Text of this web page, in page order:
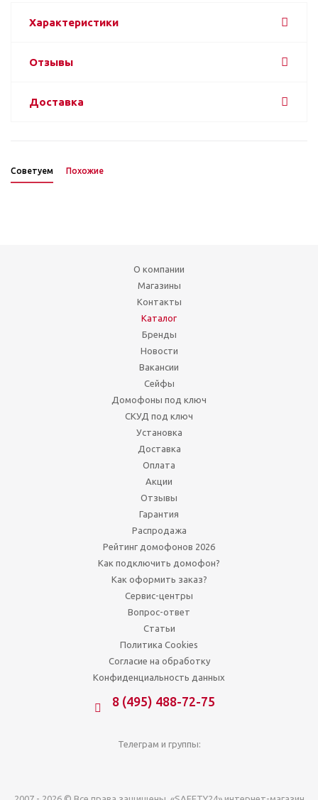
Характеристики
Отзывы
Доставка
Советуем Похожие
О компании
Магазины
Контакты
Каталог
Бренды
Новости
Вакансии
Сейфы
Домофоны под ключ
СКУД под ключ
Установка
Доставка
Оплата
Акции
Отзывы
Гарантия
Распродажа
Рейтинг домофонов 2026
Как подключить домофон?
Как оформить заказ?
Сервис-центры
Вопрос-ответ
Статьи
Политика Cookies
Согласие на обработку
Конфиденциальность данных
8 (495) 488-72-75
Телеграм и группы: